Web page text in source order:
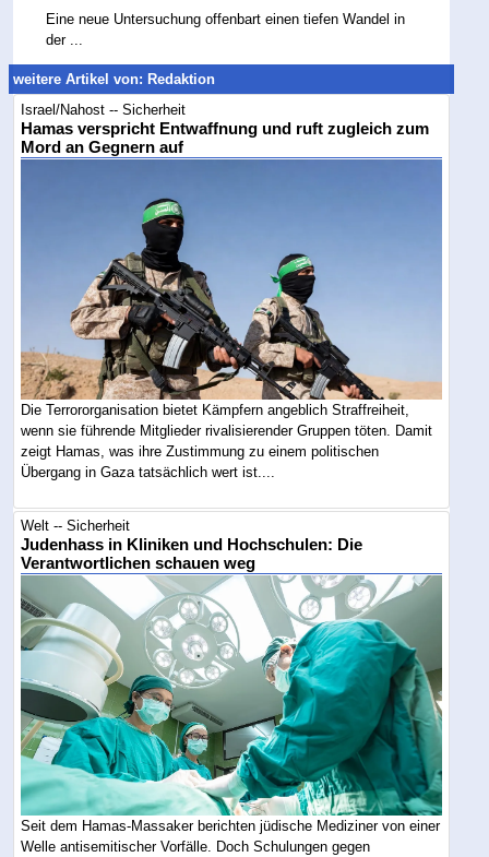
Eine neue Untersuchung offenbart einen tiefen Wandel in
der ...
weitere Artikel von: Redaktion
Israel/Nahost -- Sicherheit
Hamas verspricht Entwaffnung und ruft zugleich zum
Mord an Gegnern auf
Die Terrororganisation bietet Kämpfern angeblich Straffreiheit,
wenn sie führende Mitglieder rivalisierender Gruppen töten. Damit
zeigt Hamas, was ihre Zustimmung zu einem politischen
Übergang in Gaza tatsächlich wert ist....
Welt -- Sicherheit
Judenhass in Kliniken und Hochschulen: Die
Verantwortlichen schauen weg
Seit dem Hamas-Massaker berichten jüdische Mediziner von einer
Welle antisemitischer Vorfälle. Doch Schulungen gegen